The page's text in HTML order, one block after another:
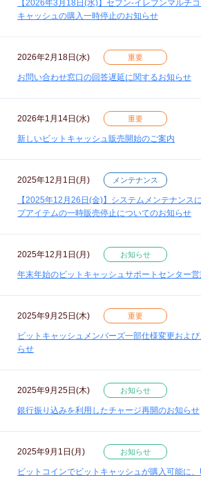
【2026年3月18日(水)】セブン‐イレブンマルチ
キャッシュの購入一時停止のお知らせ
2026年2月18日(水) 重要
お問い合わせ窓口の回答遅延に関するお知らせ
2026年1月14日(水) 重要
新しいビットキャッシュ販売開始のご案内
2025年12月1日(月) メンテナンス
【2025年12月26日(金)】システムメンテナンス
プアイテムの一時販売停止についてのお知らせ
2025年12月1日(月) お知らせ
年末年始のビットキャッシュサポートセンター
2025年9月25日(木) 重要
ビットキャッシュメンバーズ一部仕様変更およ
らせ
2025年9月25日(木) お知らせ
銀行振り込みを利用したチャージ再開のお知らせ
2025年9月1日(月) お知らせ
ビットコインでビットキャッシュが購入可能に